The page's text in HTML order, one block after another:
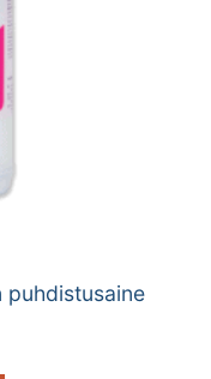
puhdistusaine